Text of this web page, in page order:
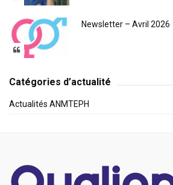
Newsletter – Avril 2026
Catégories d’actualité
Actualités ANMTEPH